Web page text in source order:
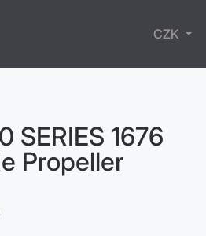
CZK
SERIES 1676
Propeller